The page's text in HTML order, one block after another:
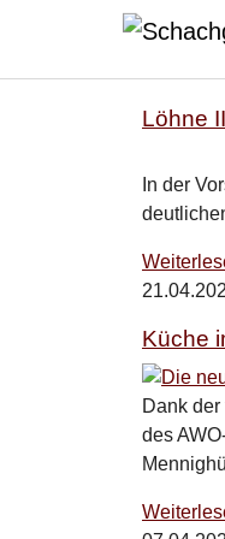
Zum Hauptinhalt springen
Skip to page footer
Löhne
In der
Küche
Dank
des